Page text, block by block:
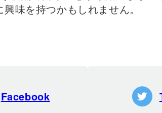
味を持つかもしれません。
Facebook